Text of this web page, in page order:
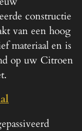
constructie
van een hoog
materiaal en is
op uw Citroen